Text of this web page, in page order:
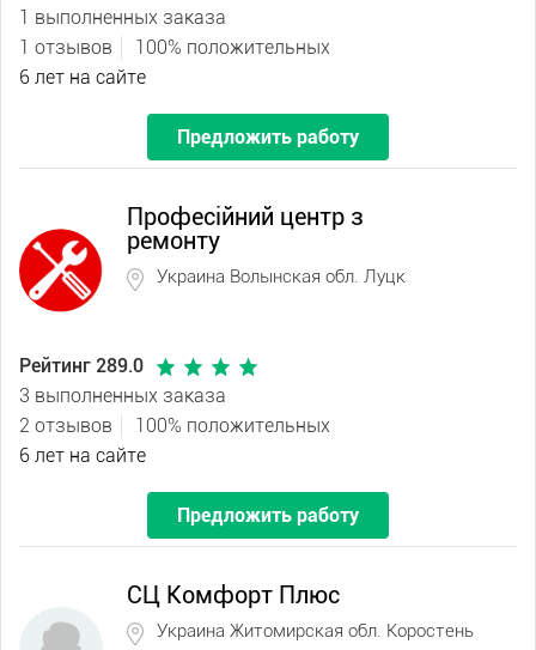
1 выполненных заказа
1 отзывов
100% положительных
6 лет на сайте
Предложить работу
Професійний центр з
ремонту
Украина Волынская обл. Луцк
Рейтинг 289.0
3 выполненных заказа
2 отзывов
100% положительных
6 лет на сайте
Предложить работу
СЦ Комфорт Плюс
Украина Житомирская обл. Коростень